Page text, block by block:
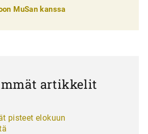
MuSan kanssa
artikkelit
pisteet elokuun